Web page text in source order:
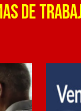
de